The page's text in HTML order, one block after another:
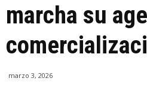
marcha su
marzo 3, 2026